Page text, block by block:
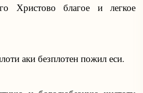
Христово благое и легкое
аки безплотен пожил еси.